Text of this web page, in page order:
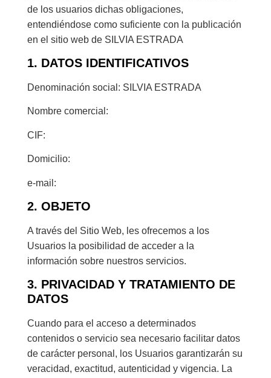
de los usuarios dichas obligaciones,
entendiéndose como suficiente con la publicación
en el sitio web de SILVIA ESTRADA
1. DATOS IDENTIFICATIVOS
Denominación social: SILVIA ESTRADA
Nombre comercial:
CIF:
Domicilio:
e-mail:
2. OBJETO
A través del Sitio Web, les ofrecemos a los
Usuarios la posibilidad de acceder a la
información sobre nuestros servicios.
3. PRIVACIDAD Y TRATAMIENTO DE
DATOS
Cuando para el acceso a determinados
contenidos o servicio sea necesario facilitar datos
de carácter personal, los Usuarios garantizarán su
veracidad, exactitud, autenticidad y vigencia. La